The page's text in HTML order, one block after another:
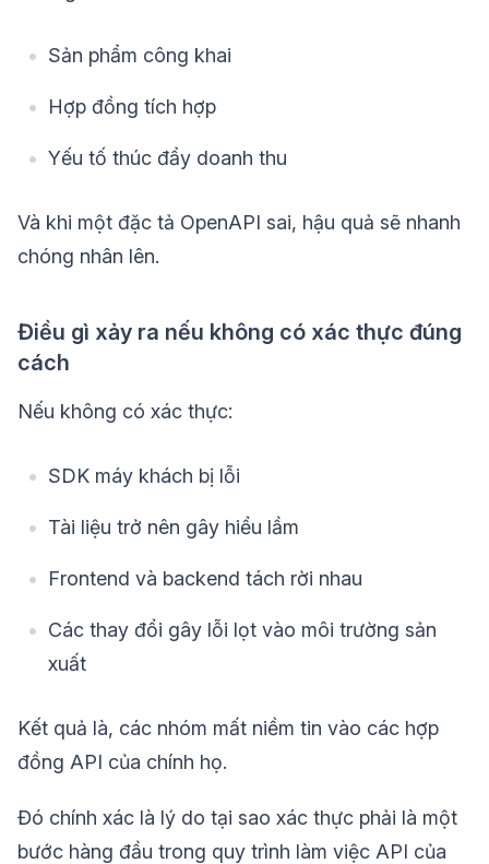
Sản phẩm công khai
Hợp đồng tích hợp
Yếu tố thúc đẩy doanh thu
Và khi một đặc tả OpenAPI sai, hậu quả sẽ nhanh
chóng nhân lên.
Điều gì xảy ra nếu không có xác thực đúng
cách
Nếu không có xác thực:
SDK máy khách bị lỗi
Tài liệu trở nên gây hiểu lầm
Frontend và backend tách rời nhau
Các thay đổi gây lỗi lọt vào môi trường sản
xuất
Kết quả là, các nhóm mất niềm tin vào các hợp
đồng API của chính họ.
Đó chính xác là lý do tại sao xác thực phải là một
bước hàng đầu trong quy trình làm việc API của